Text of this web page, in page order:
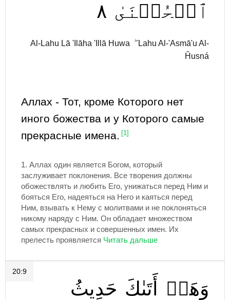
ٱلۡحُسۡنَىٰ ٨
Al-Lahu Lā 'Ilāha 'Illā Huwa ۖ Lahu Al-'Asmā'u Al-
Ĥusná
Аллах - Тот, кроме Которого нет
иного божества и у Которого самые
прекрасные имена.
[1]
1. Аллах один является Богом, который
заслуживает поклонения. Все творения должны
обожествлять и любить Его, унижаться перед Ним и
бояться Его, надеяться на Него и каяться перед
Ним, взывать к Нему с молитвами и не поклоняться
никому наряду с Ним. Он обладает множеством
самых прекрасных и совершенных имен. Их
прелесть проявляется
20:9
وَهَلۡ أَتَىٰكَ حَدِيثُ